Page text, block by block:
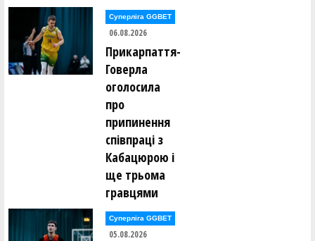
Суперліга GGBET
06.08.2026
Прикарпаття-
Говерла
оголосила
про
припинення
співпраці з
Кабацюрою і
ще трьома
гравцями
Суперліга GGBET
05.08.2026